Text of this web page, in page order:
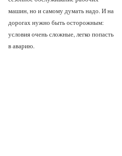
машин, но и самому думать надо. И на
дорогах нужно быть осторожным:
условия очень сложные, легко попасть
в аварию.